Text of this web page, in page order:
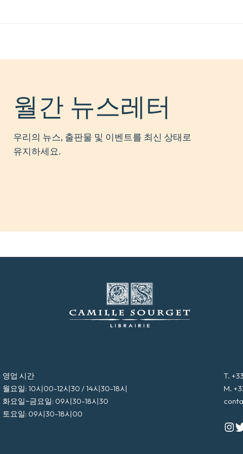
월간 뉴스레터
우리의 뉴스, 출판물 및 이벤트를 최신 상태로
유지하세요.
영업 시간
월요일: 10시00-12시30 / 14시30-18시
화요일~금요일: 09시30-18시30
토요일: 09시30-18시00
T.
M.